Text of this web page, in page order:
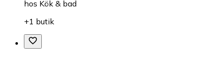
hos Kök & bad
+1 butik